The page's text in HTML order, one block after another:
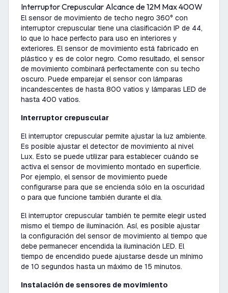
Interruptor Crepuscular Alcance de 12M Max 400W
El sensor de movimiento de techo negro 360° con
interruptor crepuscular tiene una clasificación IP de 44,
lo que lo hace perfecto para uso en interiores y
exteriores. El sensor de movimiento está fabricado en
plástico y es de color negro. Como resultado, el sensor
de movimiento combinará perfectamente con su techo
oscuro. Puede emparejar el sensor con lámparas
incandescentes de hasta 800 vatios y lámparas LED de
hasta 400 vatios.
Interruptor crepuscular
El interruptor crepuscular permite ajustar la luz ambiente.
Es posible ajustar el detector de movimiento al nivel
Lux. Esto se puede utilizar para establecer cuándo se
activa el sensor de movimiento montado en superficie.
Por ejemplo, el sensor de movimiento puede
configurarse para que se encienda sólo en la oscuridad
o para que funcione también durante el día.
El interruptor crepuscular también te permite elegir usted
mismo el tiempo de iluminación. Así, es posible ajustar
la configuración del sensor de movimiento al tiempo que
debe permanecer encendida la iluminación LED. El
tiempo de encendido puede ajustarse desde un mínimo
de 10 segundos hasta un máximo de 15 minutos.
Instalación de sensores de movimiento